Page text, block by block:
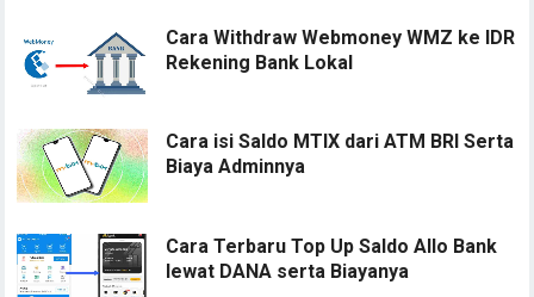
Cara Withdraw Webmoney WMZ ke IDR
Rekening Bank Lokal
Cara isi Saldo MTIX dari ATM BRI Serta
Biaya Adminnya
Cara Terbaru Top Up Saldo Allo Bank
lewat DANA serta Biayanya